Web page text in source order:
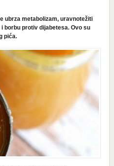
ubrza metabolizam, uravnotežiti
borbu protiv dijabetesa. Ovo su
pića.